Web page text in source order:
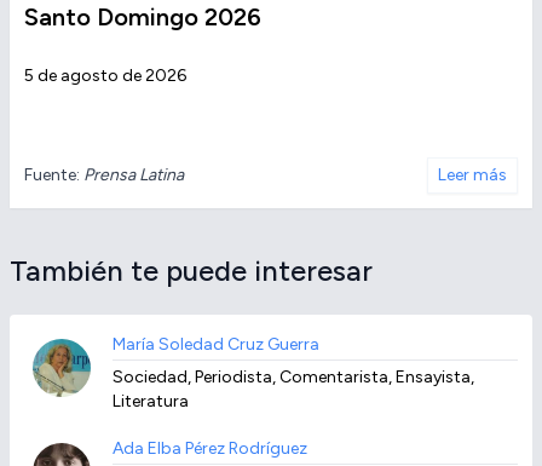
Santo Domingo 2026
5 de agosto de 2026
Fuente: Prensa Latina Leer más
También te puede interesar
María Soledad Cruz Guerra
Sociedad, Periodista, Comentarista, Ensayista,
Literatura
Ada Elba Pérez Rodríguez